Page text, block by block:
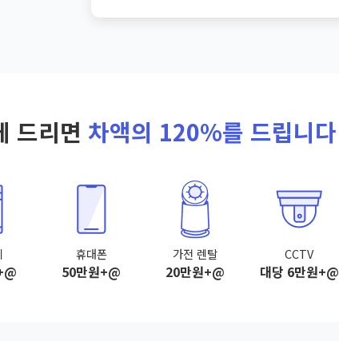
드리면 차액의 120%를 드립니다
휴대폰
50만원+@
가전 렌탈
20만원+@
CCTV
대당 6만원+@